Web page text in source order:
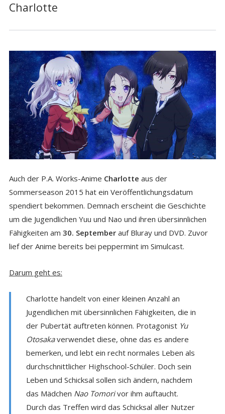
Charlotte
Auch der P.A. Works-Anime Charlotte aus der
Sommerseason 2015 hat ein Veröffentlichungsdatum
spendiert bekommen. Demnach erscheint die Geschichte
um die Jugendlichen Yuu und Nao und ihren übersinnlichen
Fähigkeiten am 30. Septemberauf Bluray und DVD. Zuvor
lief der Anime bereits bei peppermint im Simulcast.
Darum geht es:
Charlotte handelt von einer kleinen Anzahl an
Jugendlichen mit übersinnlichen Fähigkeiten, die in
der Pubertät auftreten können. Protagonist Yu
Otosakaverwendet diese, ohne das es andere
bemerken, und lebt ein recht normales Leben als
durchschnittlicher Highschool-Schüler. Doch sein
Leben und Schicksal sollen sich ändern, nachdem
das Mädchen Nao Tomorivor ihm auftaucht.
Durch das Treffen wird das Schicksal aller Nutzer